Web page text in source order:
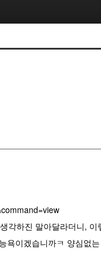
각하진 말아달라더니,
욕이겠습니까ㅋ 양심없